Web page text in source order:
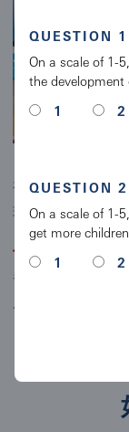
有賴家長和老師的
球運動。
你知道嗎？
香港現在有來自51
QUESTION 1
On a scale of 1-
the
1
2
QUESTION 2
On a scale of 1-
get more
1
2